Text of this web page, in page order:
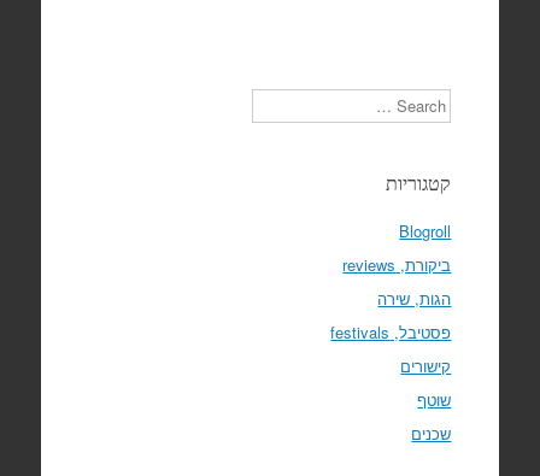
Search
קטגוריות
Blogroll
ביקורת, reviews
הגות, שירה
פסטיבל, festivals
קישורים
שוטף
שכנים